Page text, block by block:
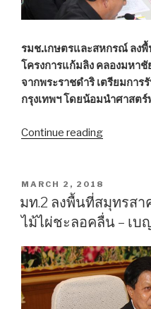
รมช.เกษตรและสหกรณ์ ลง
โครงการแก้มลิง คลองมหา
จากพระราชดำริ เตรียมกา
กรุงเทพฯ โดยน้อมนำศาสตร์
Continue reading
แก้ม
ลิง
มหา
ชัยฯ
สาน
ต่อ
POSTED
ON
MARCH 2, 2018
มท.2 ลงพื้นที่สมุทรสา
ไม้ไผ่ชะลอคลื่น – เ